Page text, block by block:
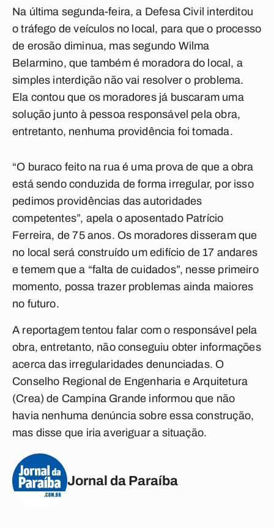
Na última segunda-feira, a Defesa Civil interditou
o tráfego de veículos no local, para que o processo
de erosão diminua, mas segundo Wilma
Belarmino, que também é moradora do local, a
simples interdição não vai resolver o problema.
Ela contou que os moradores já buscaram uma
solução junto à pessoa responsável pela obra,
entretanto, nenhuma providência foi tomada.
“O buraco feito na rua é uma prova de que a obra
está sendo conduzida de forma irregular, por isso
pedimos providências das autoridades
competentes”, apela o aposentado Patrício
Ferreira, de 75 anos. Os moradores disseram que
no local será construído um edifício de 17 andares
e temem que a “falta de cuidados”, nesse primeiro
momento, possa trazer problemas ainda maiores
no futuro.
A reportagem tentou falar com o responsável pela
obra, entretanto, não conseguiu obter informações
acerca das irregularidades denunciadas. O
Conselho Regional de Engenharia e Arquitetura
(Crea) de Campina Grande informou que não
havia nenhuma denúncia sobre essa construção,
mas disse que iria averiguar a situação.
Jornal da Paraíba